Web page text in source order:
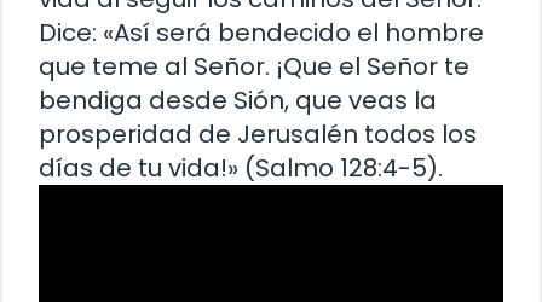
Dice: «Así será bendecido el hombre
que teme al Señor. ¡Que el Señor te
bendiga desde Sión, que veas la
prosperidad de Jerusalén todos los
días de tu vida!» (Salmo 128:4-5).